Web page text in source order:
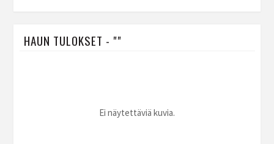
HAUN TULOKSET - ""
Ei näytettäviä kuvia.